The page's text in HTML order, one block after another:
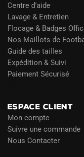
Centre d’aide
Lavage & Entretien
Flocage & Badges
Nos Maillots de
Guide des tailles
Expédition & Suivi
Paiement Sécurisé
ESPACE CLIENT
Mon compte
Suivre une commande
Nous Contacter